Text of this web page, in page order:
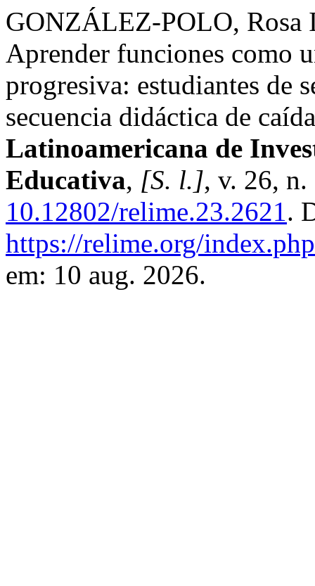
GONZÁLEZ-POLO,
Aprender funciones como
progresiva: estudiantes de
secuencia didáctica de
Latinoamericana de
Educativa, [S. l.], v. 26,
10.12802/relime.23.2621.
https://relime.org/
em: 10 aug. 2026.